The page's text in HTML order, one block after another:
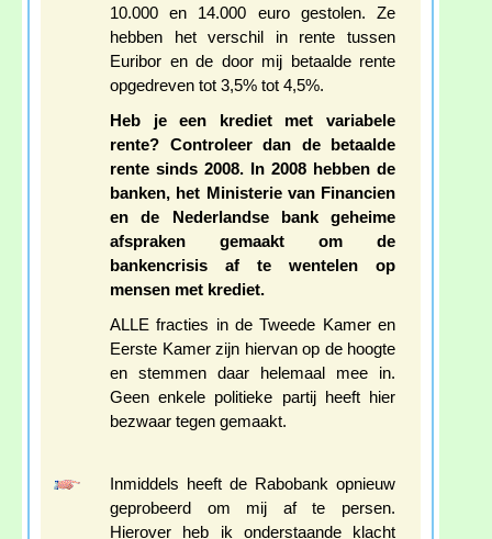
10.000 en 14.000 euro gestolen. Ze
hebben het verschil in rente tussen
Euribor en de door mij betaalde rente
opgedreven tot 3,5% tot 4,5%.
Heb je een krediet met variabele
rente? Controleer dan de betaalde
rente sinds 2008. In 2008 hebben de
banken, het Ministerie van Financien
en de Nederlandse bank geheime
afspraken gemaakt om de
bankencrisis af te wentelen op
mensen met krediet.
ALLE fracties in de Tweede Kamer en
Eerste Kamer zijn hiervan op de hoogte
en stemmen daar helemaal mee in.
Geen enkele politieke partij heeft hier
bezwaar tegen gemaakt.
Inmiddels heeft de Rabobank opnieuw
geprobeerd om mij af te persen.
Hierover heb ik onderstaande klacht